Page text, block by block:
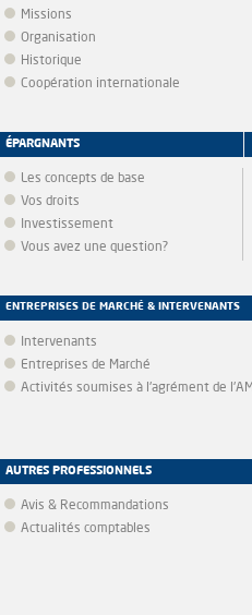
Missions
Organisation
Historique
Coopération internationale
ÉPARGNANTS
Les concepts de base
Vos droits
Investissement
Vous avez une question?
ENTREPRISES DE MARCHÉ & INTERVENANTS
Intervenants
Entreprises de Marché
Activités soumises à l'agrément de
AUTRES PROFESSIONNELS
Avis & Recommandations
Actualités comptables